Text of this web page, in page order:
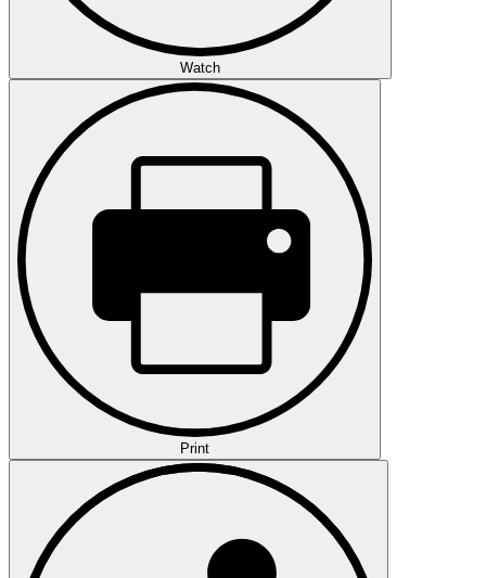
Watch
Print